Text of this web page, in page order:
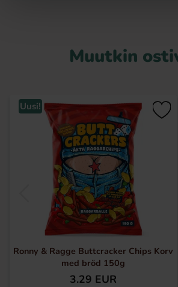
Muutkin
Uusi!
Ronny & Ragge Buttcracker Chips Korv
med bröd 150g
3.29 EUR